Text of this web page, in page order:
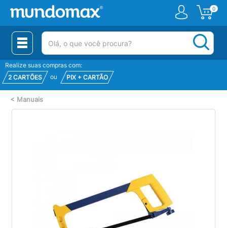
0
(pesquisar)
Realize suas compras com:
2 CARTÕES
ou PIX + CARTÃO
< Manuais